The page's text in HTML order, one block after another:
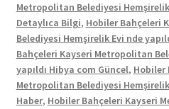
Metropolitan Belediyesi
Detaylıca Bilgi, Hobiler Bahçeleri
Belediyesi Hemşirelik Evi nde
Bahçeleri Kayseri Metropolitan
yapıldı Hibya com Güncel, Hobiler
Metropolitan Belediyesi
Haber, Hobiler Bahçeleri Kayseri